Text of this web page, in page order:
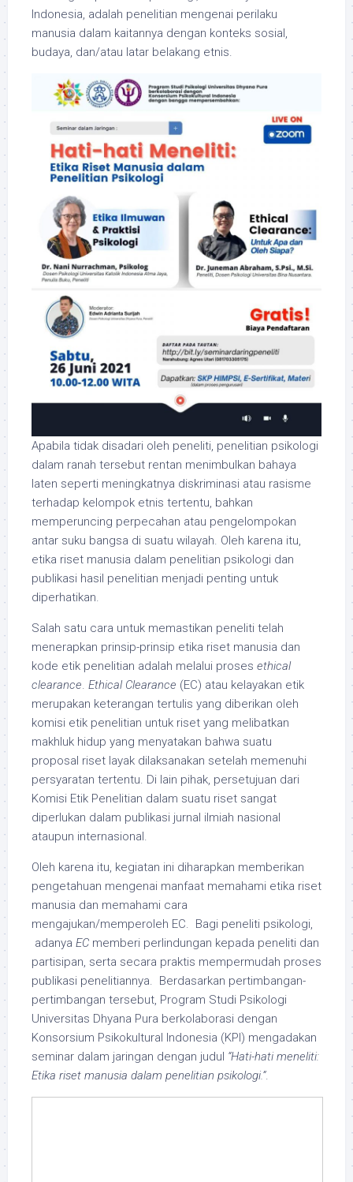
Indonesia, adalah penelitian mengenai perilaku
manusia dalam kaitannya dengan konteks sosial,
budaya, dan/atau latar belakang etnis.
Apabila tidak disadari oleh peneliti, penelitian psikologi
dalam ranah tersebut rentan menimbulkan bahaya
laten seperti meningkatnya diskriminasi atau rasisme
terhadap kelompok etnis tertentu, bahkan
memperuncing perpecahan atau pengelompokan
antar suku bangsa di suatu wilayah. Oleh karena itu,
etika riset manusia dalam penelitian psikologi dan
publikasi hasil penelitian menjadi penting untuk
diperhatikan.
Salah satu cara untuk memastikan peneliti telah
menerapkan prinsip-prinsip etika riset manusia dan
kode etik penelitian adalah melalui proses ethical
clearance. Ethical Clearance (EC) atau kelayakan etik
merupakan keterangan tertulis yang diberikan oleh
komisi etik penelitian untuk riset yang melibatkan
makhluk hidup yang menyatakan bahwa suatu
proposal riset layak dilaksanakan setelah memenuhi
persyaratan tertentu. Di lain pihak, persetujuan dari
Komisi Etik Penelitian dalam suatu riset sangat
diperlukan dalam publikasi jurnal ilmiah nasional
ataupun internasional.
Oleh karena itu, kegiatan ini diharapkan memberikan
pengetahuan mengenai manfaat memahami etika riset
manusia dan memahami cara
mengajukan/memperoleh EC. Bagi peneliti psikologi,
adanya EC memberi perlindungan kepada peneliti dan
partisipan, serta secara praktis mempermudah proses
publikasi penelitiannya. Berdasarkan pertimbangan-
pertimbangan tersebut, Program Studi Psikologi
Universitas Dhyana Pura berkolaborasi dengan
Konsorsium Psikokultural Indonesia (KPI) mengadakan
seminar dalam jaringan dengan judul “Hati-hati meneliti:
Etika riset manusia dalam penelitian psikologi.”.